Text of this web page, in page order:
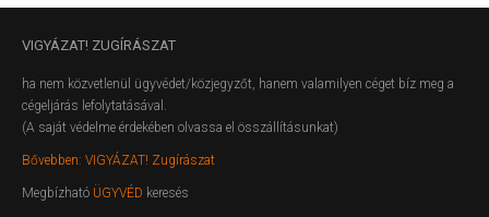
VIGYÁZAT! ZUGÍRÁSZAT
ha nem közvetlenül ügyvédet/közjegyzőt, hanem valamilyen céget bíz meg a
cégeljárás lefolytatásával.
(A saját védelme érdekében olvassa el összállításunkat)
Bővebben: VIGYÁZAT! Zugírászat
Megbízható ÜGYVÉD keresés